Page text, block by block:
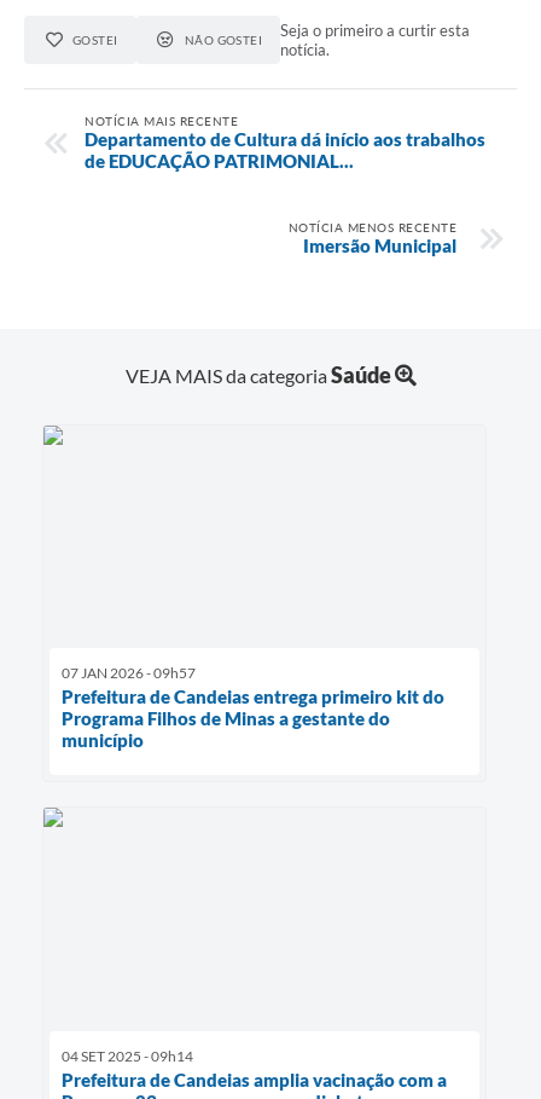
RELATÓRIO ESPORTE MUNICIPAL 2025
GOSTEI NÃO GOSTEI
Seja o primeiro a curtir esta
notícia.
NOTÍCIA MAIS RECENTE
Departamento de Cultura dá início aos trabalhos
de EDUCAÇÃO PATRIMONIAL...
NOTÍCIA MENOS RECENTE
Imersão Municipal
VEJA MAIS da categoriaSaúde
07 JAN 2026 - 09h57
Prefeitura de Candeias entrega primeiro kit do
Programa Filhos de Minas a gestante do
município
04 SET 2025 - 09h14
Prefeitura de Candeias amplia vacinação com a